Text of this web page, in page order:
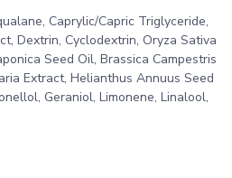
Caprylic/Capric Triglyceride,
Dextrin, Cyclodextrin, Oryza Sativa
Seed Oil, Brassica Campestris
Extract, Helianthus Annuus Seed
Geraniol, Limonene, Linalool,